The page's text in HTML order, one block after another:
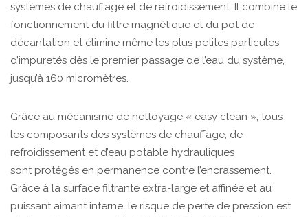
systèmes de chauffage et de refroidissement. Il combine le
fonctionnement du filtre magnétique et du pot de
décantation et élimine même les plus petites particules
d’impuretés dès le premier passage de l’eau du système,
jusqu’à 160 micromètres.
Grâce au mécanisme de nettoyage « easy clean », tous
les composants des systèmes de chauffage, de
refroidissement et d’eau potable hydrauliques
sont protégés en permanence contre l’encrassement.
Grâce à la surface filtrante extra-large et affinée et au
puissant aimant interne, le risque de perte de pression est